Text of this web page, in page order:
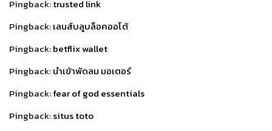
Pingback:trusted link
Pingback:เลนส์บลูบล็อคออโต้
Pingback:betflix wallet
Pingback:นำเข้าพัดลม มอเตอร์
Pingback:fear of god essentials
Pingback:situs toto